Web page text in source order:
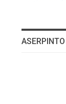
ASERPINTO